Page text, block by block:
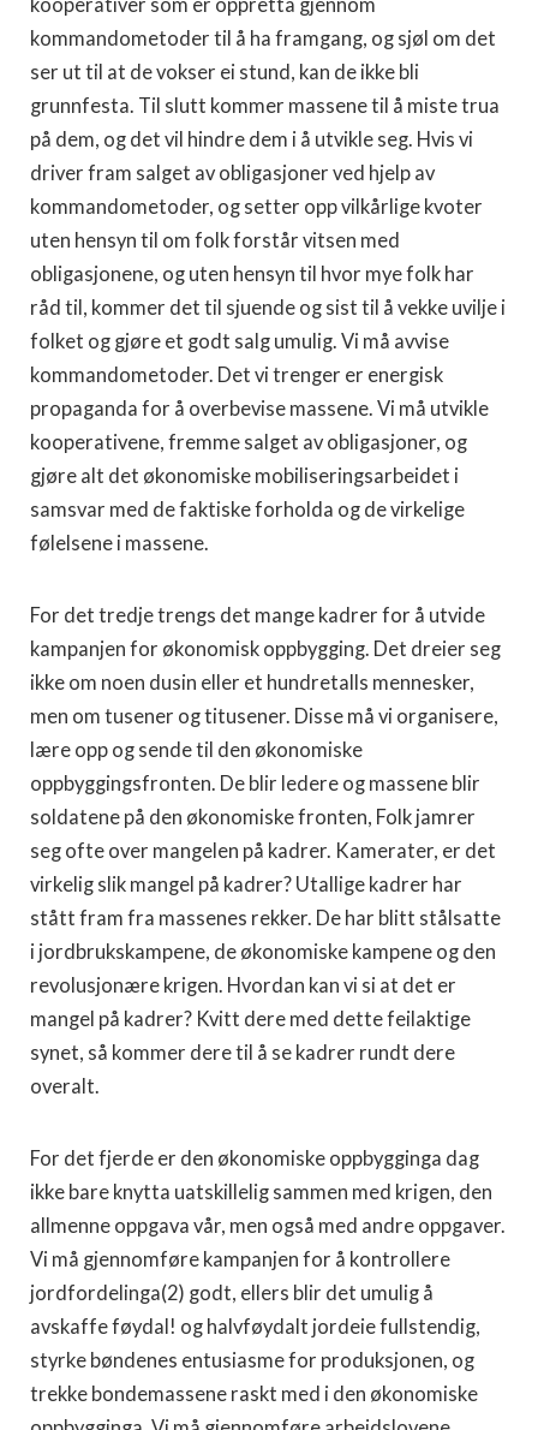
kooperativer som er oppretta gjennom
kommandometoder til å ha framgang, og sjøl om det
ser ut til at de vokser ei stund, kan de ikke bli
grunnfesta. Til slutt kommer massene til å miste trua
på dem, og det vil hindre dem i å utvikle seg. Hvis vi
driver fram salget av obligasjoner ved hjelp av
kommandometoder, og setter opp vilkårlige kvoter
uten hensyn til om folk forstår vitsen med
obligasjonene, og uten hensyn til hvor mye folk har
råd til, kommer det til sjuende og sist til å vekke uvilje i
folket og gjøre et godt salg umulig. Vi må avvise
kommandometoder. Det vi trenger er energisk
propaganda for å overbevise massene. Vi må utvikle
kooperativene, fremme salget av obligasjoner, og
gjøre alt det økonomiske mobiliseringsarbeidet i
samsvar med de faktiske forholda og de virkelige
følelsene i massene.
For det tredje trengs det mange kadrer for å utvide
kampanjen for økonomisk oppbygging. Det dreier seg
ikke om noen dusin eller et hundretalls mennesker,
men om tusener og titusener. Disse må vi organisere,
lære opp og sende til den økonomiske
oppbyggingsfronten. De blir ledere og massene blir
soldatene på den økonomiske fronten, Folk jamrer
seg ofte over mangelen på kadrer. Kamerater, er det
virkelig slik mangel på kadrer? Utallige kadrer har
stått fram fra massenes rekker. De har blitt stålsatte
i jordbrukskampene, de økonomiske kampene og den
revolusjonære krigen. Hvordan kan vi si at det er
mangel på kadrer? Kvitt dere med dette feilaktige
synet, så kommer dere til å se kadrer rundt dere
overalt.
For det fjerde er den økonomiske oppbygginga dag
ikke bare knytta uatskillelig sammen med krigen, den
allmenne oppgava vår, men også med andre oppgaver.
Vi må gjennomføre kampanjen for å kontrollere
jordfordelinga(2) godt, ellers blir det umulig å
avskaffe føydal! og halvføydalt jordeie fullstendig,
styrke bøndenes entusiasme for produksjonen, og
trekke bondemassene raskt med i den økonomiske